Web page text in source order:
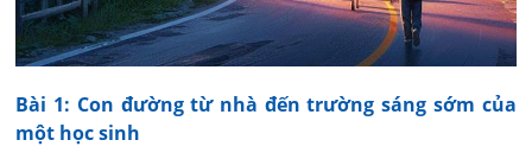
Bài 1: Con đường từ nhà đến trường sáng sớm của
một học sinh